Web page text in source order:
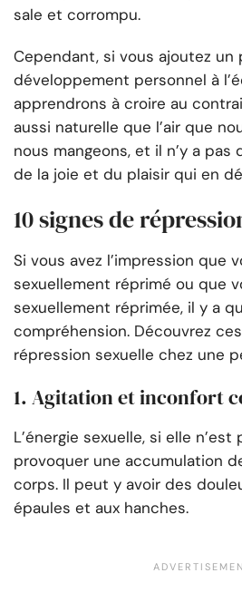
sale et corrompu.
Cependant, si vous ajoutez un
développement personnel à
apprendrons à croire au
aussi naturelle que l’air que
nous mangeons, et il n’y a
de la joie et du plaisir qui en
10 signes de
Si vous avez l’impression que
sexuellement réprimé ou que
sexuellement réprimée, il y a
compréhension. Découvrez
répression sexuelle chez une
1. Agitation et inconfort
L’énergie sexuelle, si elle
provoquer une accumulation
corps. Il peut y avoir des
épaules et aux hanches.